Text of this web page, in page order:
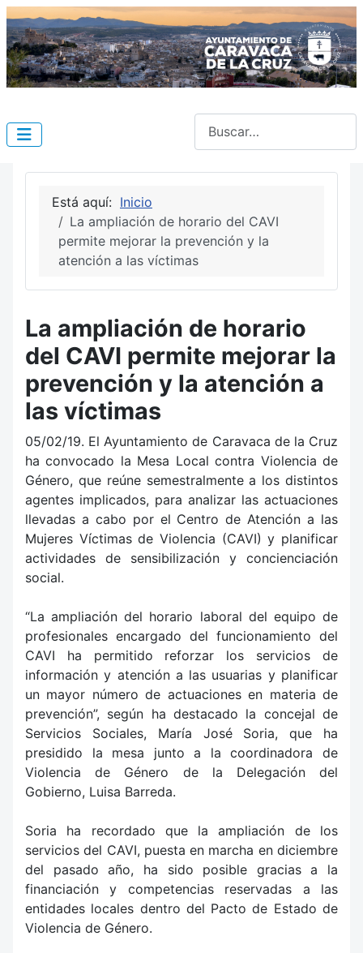
Está aquí: Inicio
La ampliación de horario del CAVI
permite mejorar la prevención y la
atención a las víctimas
La ampliación de horario
del CAVI permite mejorar la
prevención y la atención a
las víctimas
05/02/19. El Ayuntamiento de Caravaca de la Cruz
ha convocado la Mesa Local contra Violencia de
Género, que reúne semestralmente a los distintos
agentes implicados, para analizar las actuaciones
llevadas a cabo por el Centro de Atención a las
Mujeres Víctimas de Violencia (CAVI) y planificar
actividades de sensibilización y concienciación
social.
“La ampliación del horario laboral del equipo de
profesionales encargado del funcionamiento del
CAVI ha permitido reforzar los servicios de
información y atención a las usuarias y planificar
un mayor número de actuaciones en materia de
prevención”, según ha destacado la concejal de
Servicios Sociales, María José Soria, que ha
presidido la mesa junto a la coordinadora de
Violencia de Género de la Delegación del
Gobierno, Luisa Barreda.
Soria ha recordado que la ampliación de los
servicios del CAVI, puesta en marcha en diciembre
del pasado año, ha sido posible gracias a la
financiación y competencias reservadas a las
entidades locales dentro del Pacto de Estado de
Violencia de Género.